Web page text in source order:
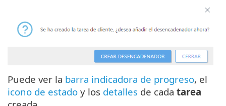
Puede ver la barra indicadora de progreso, el
icono de estado y los detalles de cada tarea